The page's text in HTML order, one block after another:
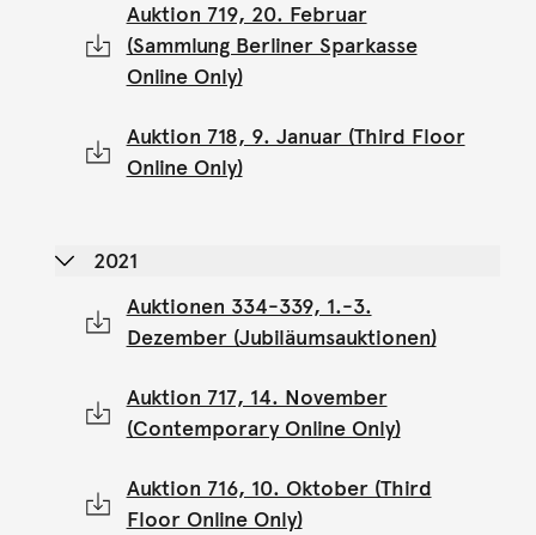
Auktion 719, 20. Februar
(Sammlung Berliner Sparkasse
Online Only)
Auktion 718, 9. Januar (Third Floor
Online Only)
2021
Auktionen 334-339, 1.-3.
Dezember (Jubiläumsauktionen)
Auktion 717, 14. November
(Contemporary Online Only)
Auktion 716, 10. Oktober (Third
Floor Online Only)